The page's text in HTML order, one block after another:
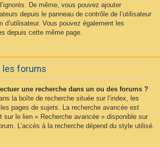
De même, vous pouvez ajouter
depuis le panneau de contrôle de l’utilisateur
d’utilisateur. Vous pouvez également les
depuis cette même page.
les forums
une recherche dans un ou des forums ?
la boîte de recherche située sur l’index, les
pages de sujets. La recherche avancée est
sur le lien « Recherche avancée » disponible sur
L’accès à la recherche dépend du style utilisé.